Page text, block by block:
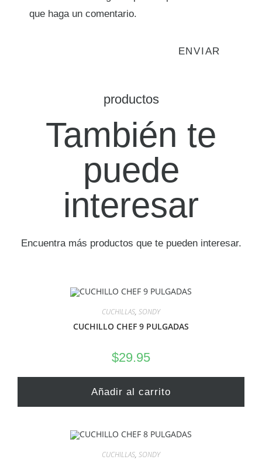
que haga un comentario.
productos
También te
puede
interesar
Encuentra más productos que te pueden interesar.
CUCHILLAS, SONDY
CUCHILLO CHEF 9 PULGADAS
$29.95
Añadir al carrito
CUCHILLAS, SONDY